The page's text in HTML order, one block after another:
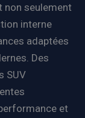
non seulement
interne
adaptées
Des
SUV
et